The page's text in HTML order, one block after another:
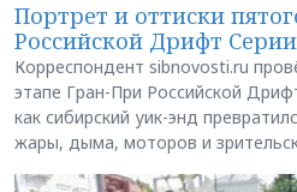
Портрет и оттиски
Российской Дрифт Серии
Корреспондент sibnovosti.ru
этапе Гран-При Российской
как сибирский уик-энд
жары, дыма, моторов и